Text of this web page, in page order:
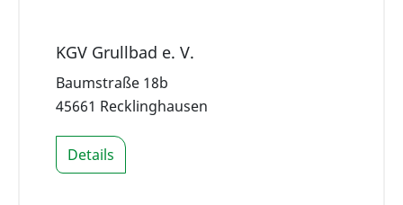
KGV Grullbad e. V.
Baumstraße 18b
45661 Recklinghausen
Details